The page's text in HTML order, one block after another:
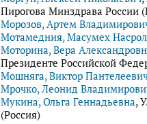
Пирогова Минздрава России
Морозов, Артем
Мотамедния, Масумех
Моторина, Вера
Президенте Российской
Мошняга, Виктор
Мрочко, Леонид
Мукина, Ольга Геннадьевна,
(Россия)